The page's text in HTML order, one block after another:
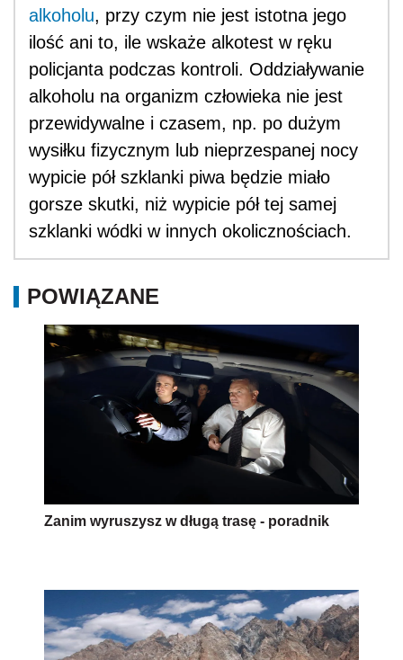
alkoholu, przy czym nie jest istotna jego
ilość ani to, ile wskaże alkotest w ręku
policjanta podczas kontroli. Oddziaływanie
alkoholu na organizm człowieka nie jest
przewidywalne i czasem, np. po dużym
wysiłku fizycznym lub nieprzespanej nocy
wypicie pół szklanki piwa będzie miało
gorsze skutki, niż wypicie pół tej samej
szklanki wódki w innych okolicznościach.
POWIĄZANE
Zanim wyruszysz w długą trasę - poradnik